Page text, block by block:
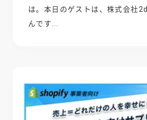
は。本日のゲストは、株式会社
んです...